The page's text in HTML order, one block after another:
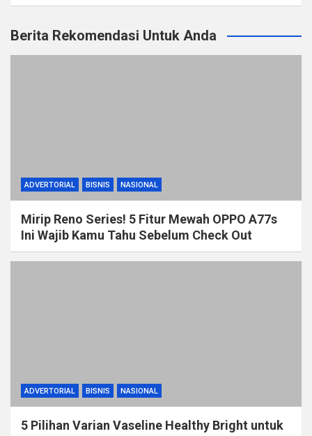
Berita Rekomendasi Untuk Anda
ADVERTORIAL BISNIS NASIONAL
Mirip Reno Series! 5 Fitur Mewah OPPO A77s
Ini Wajib Kamu Tahu Sebelum Check Out
ADVERTORIAL BISNIS NASIONAL
5 Pilihan Varian Vaseline Healthy Bright untuk